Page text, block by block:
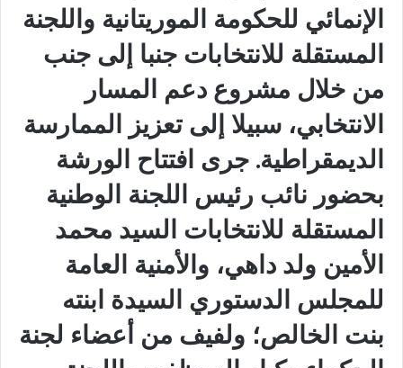
الإنمائي للحكومة الموريتانية واللجنة
المستقلة للانتخابات جنبا إلى جنب
من خلال مشروع دعم المسار
الانتخابي، سبيلا إلى تعزيز الممارسة
الديمقراطية. ‏‎جرى افتتاح الورشة
بحضور نائب رئيس اللجنة الوطنية
المستقلة للانتخابات السيد محمد
الأمين ولد داهي، والأمنية العامة
للمجلس الدستوري السيدة ابنته
بنت الخالص؛ ولفيف من أعضاء لجنة